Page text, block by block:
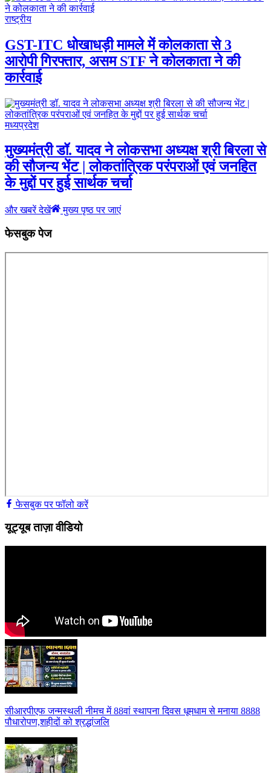
राष्ट्रीय
GST-ITC धोखाधड़ी मामले में कोलकाता से 3
आरोपी गिरफ्तार, असम STF ने कोलकाता ने की
कार्रवाई
मध्यप्रदेश
मुख्यमंत्री डॉ. यादव ने लोकसभा अध्यक्ष श्री बिरला से
की सौजन्य भेंट | लोकतांत्रिक परंपराओं एवं जनहित
के मुद्दों पर हुई सार्थक चर्चा
और खबरें देखें मुख्य पृष्ठ पर जाएं
फेसबुक पेज
फेसबुक पर फॉलो करें
यूट्यूब ताज़ा वीडियो
सीआरपीएफ जन्मस्थली नीमच में 88वां स्थापना दिवस धूमधाम से मनाया 8888
पौधारोपण,शहीदों को श्रद्धांजलि